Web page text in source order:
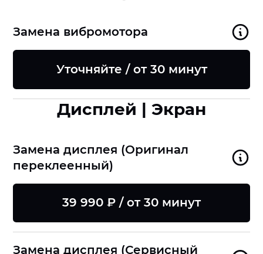
Замена вибромотора
Уточняйте / от 30 минут
Дисплей | Экран
Замена дисплея (Оригинал
переклеенный)
39 990 ₽ / от 30 минут
Замена дисплея (Сервисный